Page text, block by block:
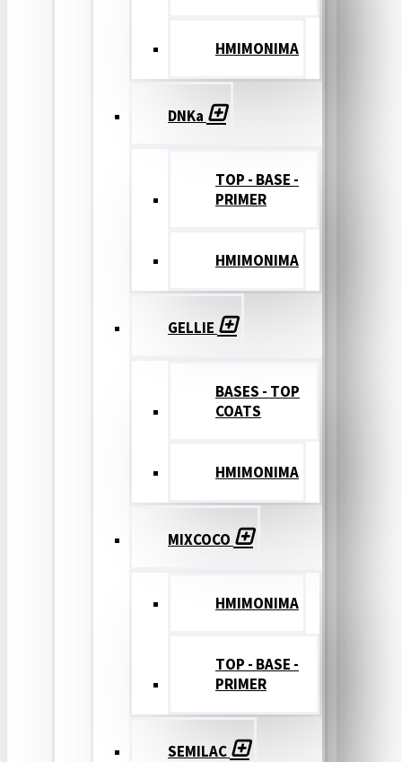
ΗΜΙΜΟΝΙΜΑ
DNKa
TOP - BASE -
PRIMER
ΗΜΙΜΟΝΙΜΑ
GELLIE
BASES - TOP
COATS
ΗΜΙΜΟΝΙΜΑ
MIXCOCO
HMIMONIMA
TOP - BASE -
PRIMER
SEMILAC